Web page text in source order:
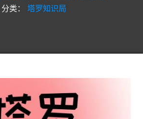
分类：
塔罗知识局